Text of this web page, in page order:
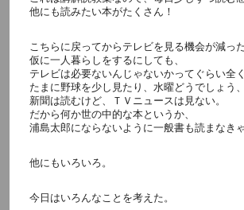
他にも読みたい本がたくさん！
こちらに戻ってからテレビを見る機会が減った
仮に一人暮らしをするにしても、
テレビは必要ないんじゃないかってぐらい全
たまに野球を少し見たり、水曜どうでしょう
新聞は読むけど、ＴＶニュースは見ない。
だから何か世の中的な本というか、
浦島太郎にならないように一般書も読まなき
他にもいろいろ。
今日はいろんなことを考えた。